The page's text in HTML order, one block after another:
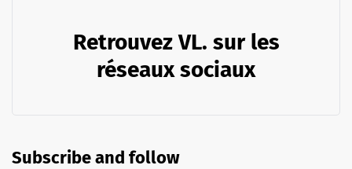
Retrouvez VL. sur les
réseaux sociaux
Subscribe and follow